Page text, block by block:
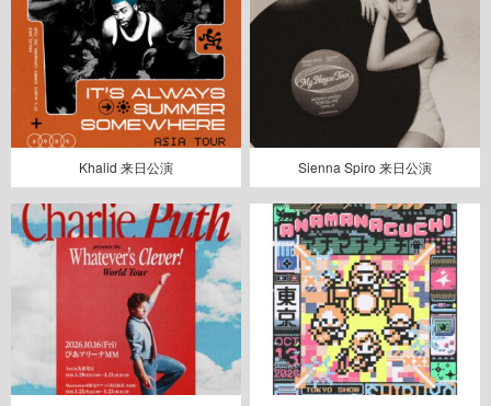
Khalid 来日公演 Sienna Spiro 来日公演